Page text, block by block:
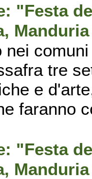
"Festa
nei
tre
e
faranno
"Festa